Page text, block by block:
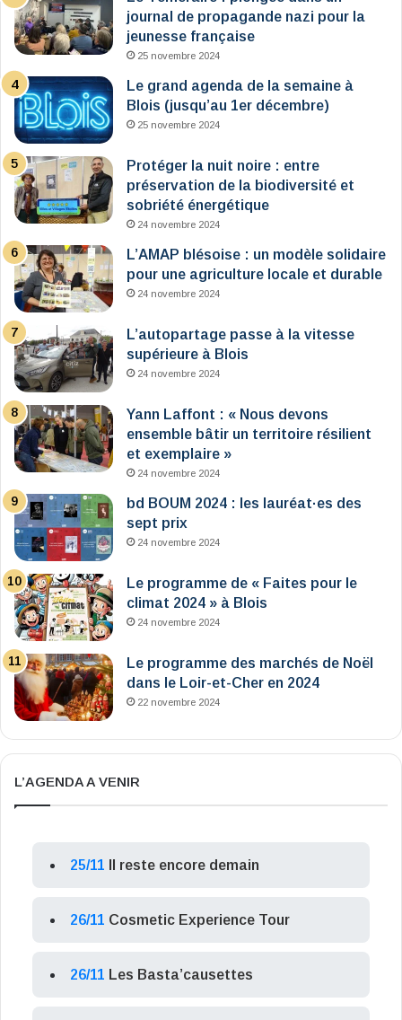
journal de propagande nazi pour la
jeunesse française
25 novembre 2024
Le grand agenda de la semaine à
Blois (jusqu’au 1er décembre)
25 novembre 2024
Protéger la nuit noire : entre
préservation de la biodiversité et
sobriété énergétique
24 novembre 2024
L’AMAP blésoise : un modèle solidaire
pour une agriculture locale et durable
24 novembre 2024
L’autopartage passe à la vitesse
supérieure à Blois
24 novembre 2024
Yann Laffont : « Nous devons
ensemble bâtir un territoire résilient
et exemplaire »
24 novembre 2024
bd BOUM 2024 : les lauréat·es des
sept prix
24 novembre 2024
Le programme de « Faites pour le
climat 2024 » à Blois
24 novembre 2024
Le programme des marchés de Noël
dans le Loir-et-Cher en 2024
22 novembre 2024
L’AGENDA A VENIR
25/11 Il reste encore demain
26/11 Cosmetic Experience Tour
26/11 Les Basta’causettes